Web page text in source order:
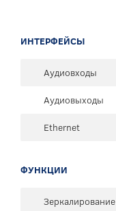
ИНТЕРФЕЙСЫ
Аудиовходы
Аудиовыходы
Ethernet
ФУНКЦИИ
Зеркалирование